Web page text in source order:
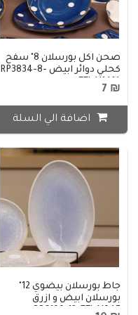
صحن اكل بورسلان 8" سفح
كحلي دوائر ابيض RP3834-8-
FEJ-H141A
₪ 7
اضافة الي السلة
بورسلان ابيض و ازرق
RP6100-12-FEJ-H947